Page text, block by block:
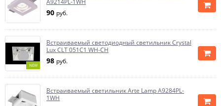
A9214PL-1WH
90 руб.
NEW
Встраиваемый светодиодный светильник Crystal
Lux CLT 051C1 WH-CH
98 руб.
Встраиваемый светильник Arte Lamp A9284PL-
1WH